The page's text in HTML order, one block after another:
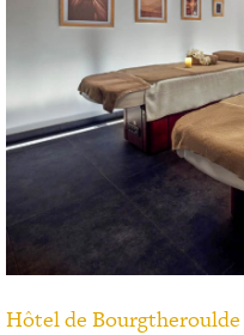
Hôtel de Bourgtheroulde